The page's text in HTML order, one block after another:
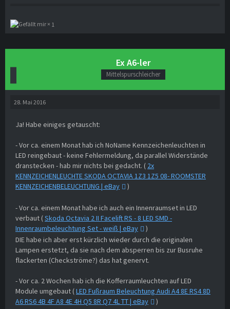
1
Ex A6-ler
Mittelspurschleicher
28. Mai 2016
Ja! Habe einiges getauscht:
- Vor ca. einem Monat hab ich NoName Kennzeichenleuchten in
LED reingebaut - keine Fehlermeldung, da parallel Widerstände
dranstecken - hab mir nichts bei gedacht. ( 2x
KENNZEICHENLEUCHTE SKODA OCTAVIA 1Z3 1Z5 08- ROOMSTER
KENNZEICHENBELEUCHTUNG | eBay
)
- Vor ca. einem Monat habe ich auch ein Innenraumset in LED
verbaut (Skoda Octavia 2 II Facelift RS - 8 LED SMD -
Innenraumbeleuchtung Set - weiß | eBay
)
DIE habe ich aber erst kürzlich wieder durch die originalen
Lampen erstetzt, da sie nach dem absperren bis zur Busruhe
flackerten (Checkströme?) das hat genervt.
- Vor ca. 2 Wochen hab ich die Kofferraumleuchten auf LED
Module umgebaut (LED Fußraum Beleuchtung Audi A4 8E RS4 8D
A6 RS6 4B 4F A8 4E 4H Q5 8R Q7 4L TT | eBay
)